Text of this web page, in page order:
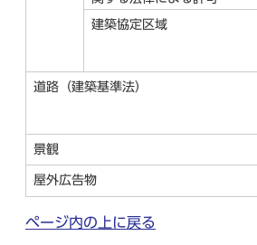
建築協定区域
道路（建築基準法）
景観
屋外広告物
ページ内の上に戻る